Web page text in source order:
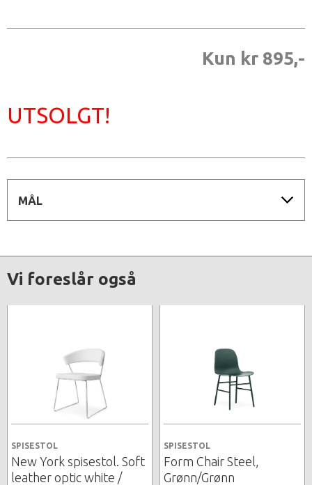
Kun kr 895,-
UTSOLGT!
MÅL
Vi foreslår også
SPISESTOL
New York spisestol. Soft
leather optic white /
SPISESTOL
Form Chair Steel,
Grønn/Grønn